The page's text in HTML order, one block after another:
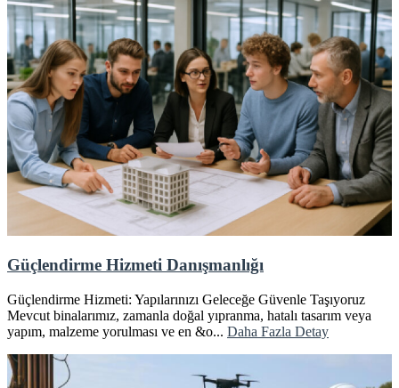
Güçlendirme Hizmeti Danışmanlığı
Güçlendirme Hizmeti: Yapılarınızı Geleceğe Güvenle Taşıyoruz
Mevcut binalarımız, zamanla doğal yıpranma, hatalı tasarım veya
yapım, malzeme yorulması ve en &o... Daha Fazla Detay